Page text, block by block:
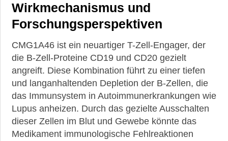
Wirkmechanismus und
Forschungsperspektiven
CMG1A46 ist ein neuartiger T-Zell-Engager, der
die B-Zell-Proteine CD19 und CD20 gezielt
angreift. Diese Kombination führt zu einer tiefen
und langanhaltenden Depletion der B-Zellen, die
das Immunsystem in Autoimmunerkrankungen wie
Lupus anheizen. Durch das gezielte Ausschalten
dieser Zellen im Blut und Gewebe könnte das
Medikament immunologische Fehlreaktionen
Welche
Nebenwirkungen
Medikamente
gegen
rheumatische
Erkrankungen?
Das
Leben
mit
Lupus